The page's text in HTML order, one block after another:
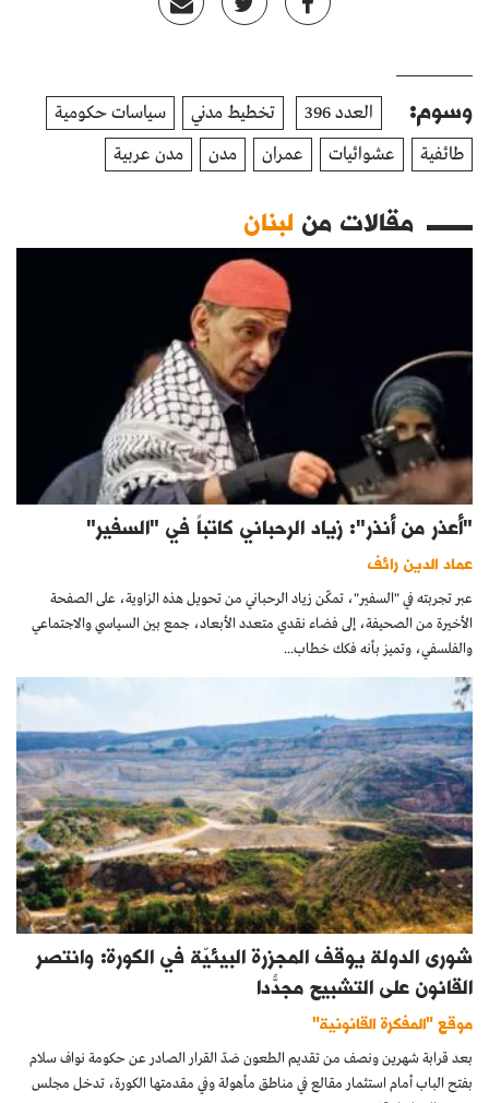
وسوم: العدد 396 تخطيط مدني
سياسات حكومية
طائفية
عشوائيات عمران مدن مدن عربية
مقالات من لبنان
"أعذر من أنذر": زياد الرحباني كاتباً في "السفير"
عماد الدين رائف
عبر تجربته في "السفير"، تمكّن زياد الرحباني من تحويل هذه الزاوية، على الصفحة
الأخيرة من الصحيفة، إلى فضاء نقدي متعدد الأبعاد، جمع بين السياسي والاجتماعي
والفلسفي، وتميز بأنه فكك خطاب...
شورى الدولة يوقف المجزرة البيئيّة في الكورة: وانتصر
القانون على التشبيح مجدّدًا
موقع "المفكرة القانونية"
بعد قرابة شهرين ونصف من تقديم الطعون ضدّ القرار الصادر عن حكومة نواف سلام
بفتح الباب أمام استثمار مقالع في مناطق مأهولة وفي مقدمتها الكورة، تدخل مجلس